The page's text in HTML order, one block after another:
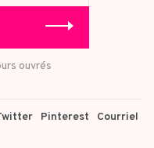
ouvrés
Pinterest Courriel